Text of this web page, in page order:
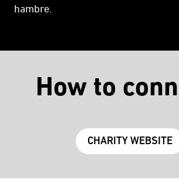
hambre.
How to
CHARITY WEBSITE